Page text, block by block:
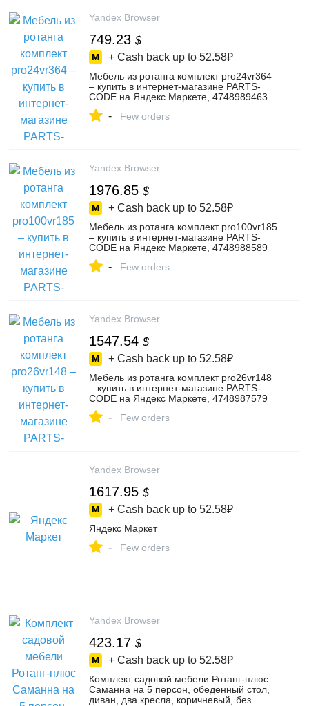
Yandex Browser
749.23 $
+ Cash back up to 52.58₽
Мебель из ротанга комплект pro24vr364
– купить в интернет-магазине PARTS-
CODE на Яндекс Маркете, 4748989463
- Few orders
Yandex Browser
1976.85 $
+ Cash back up to 52.58₽
Мебель из ротанга комплект pro100vr185
– купить в интернет-магазине PARTS-
CODE на Яндекс Маркете, 4748988589
- Few orders
Yandex Browser
1547.54 $
+ Cash back up to 52.58₽
Мебель из ротанга комплект pro26vr148
– купить в интернет-магазине PARTS-
CODE на Яндекс Маркете, 4748987579
- Few orders
Yandex Browser
1617.95 $
+ Cash back up to 52.58₽
Яндекс Маркет
- Few orders
Yandex Browser
423.17 $
+ Cash back up to 52.58₽
Комплект садовой мебели Ротанг-плюс
Саманна на 5 персон, обеденный стол,
диван, два кресла, коричневый, без